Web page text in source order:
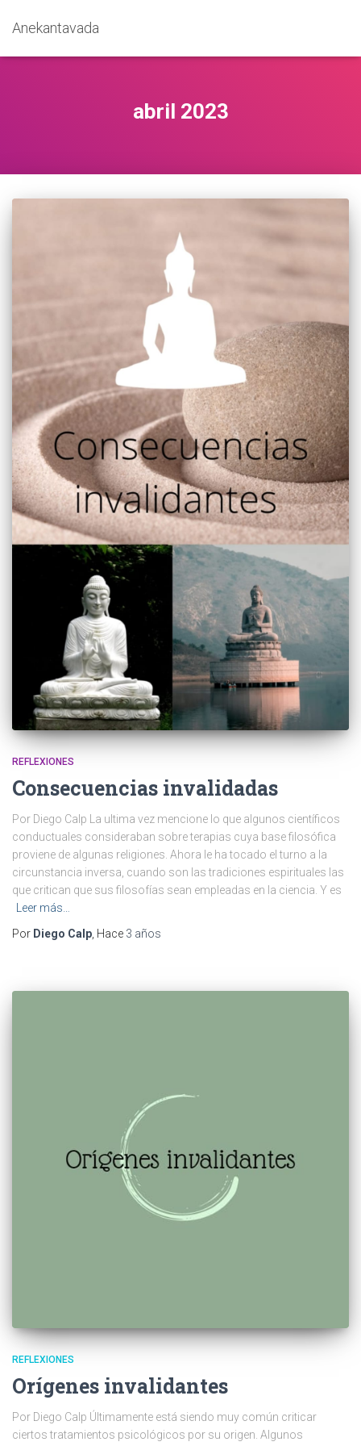
Anekantavada
abril 2023
REFLEXIONES
Consecuencias invalidadas
Por Diego Calp La ultima vez mencione lo que algunos científicos
conductuales consideraban sobre terapias cuya base filosófica
proviene de algunas religiones. Ahora le ha tocado el turno a la
circunstancia inversa, cuando son las tradiciones espirituales las
que critican que sus filosofías sean empleadas en la ciencia. Y es
Leer más…
Por Diego Calp , Hace 3 años
REFLEXIONES
Orígenes invalidantes
Por Diego Calp Últimamente está siendo muy común criticar
ciertos tratamientos psicológicos por su origen. Algunos